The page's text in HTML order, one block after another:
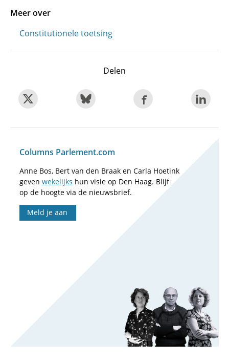
Meer over
Constitutionele toetsing
Delen
Columns Parlement.com
Anne Bos, Bert van den Braak en Carla Hoetink
geven wekelijks hun visie op Den Haag. Blijf
op de hoogte via de nieuwsbrief.
Meld je aan